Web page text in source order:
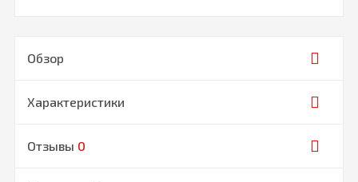
Обзор
Характеристики
Отзывы 0